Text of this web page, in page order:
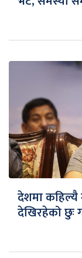
देशमा
देखिरहेको छुः